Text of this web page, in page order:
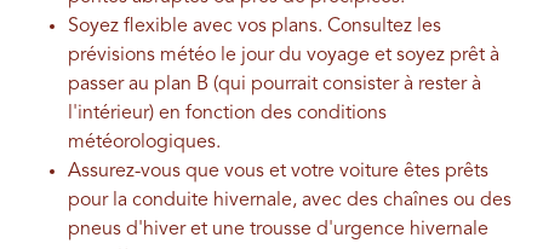
Soyez flexible avec vos plans. Consultez les
prévisions météo le jour du voyage et soyez prêt à
passer au plan B (qui pourrait consister à rester à
l'intérieur) en fonction des conditions
météorologiques.
Assurez-vous que vous et votre voiture êtes prêts
pour la conduite hivernale, avec des chaînes ou des
pneus d'hiver et une trousse d'urgence hivernale